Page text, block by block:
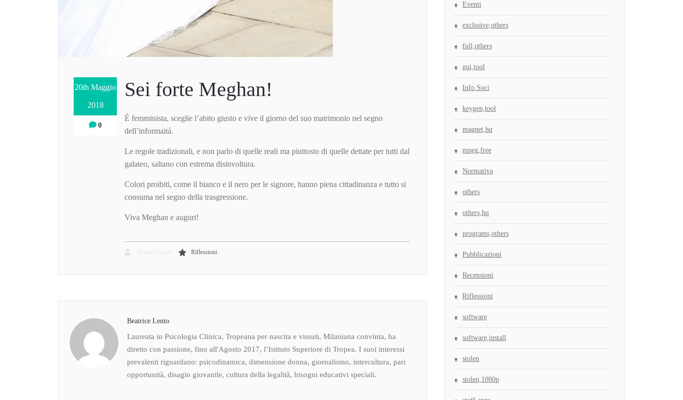
20th Maggio
2018
0
Sei forte Meghan!
É femminista, sceglie l’abito giusto e vive il giorno del suo matrimonio nel segno
dell’informaitá.
Le regole tradizionali, e non parlo di quelle reali ma piuttosto di quelle dettate per tutti dal
galateo, saltano con estrema disinvoltura.
Colori proibiti, come il bianco e il nero per le signore, hanno piena cittadinanza e tutto si
consuma nel segno della trasgressione.
Viva Meghan e auguri!
Riflessioni
Beatrice Lento
Laureata in Psicologia Clinica, Tropeana per nascita e vissuti, Milaniana convinta, ha
diretto con passione, fino all'Agosto 2017, l’Istituto Superiore di Tropea. I suoi interessi
prevalenti riguardano: psicodinamica, dimensione donna, giornalismo, intercultura, pari
opportunità, disagio giovanile, cultura della legalità, bisogni educativi speciali.
Eventi
exclusive,others
full,others
gui,tool
Info Soci
keygen,tool
magnet,hq
mpeg,free
Normativa
others
others,hq
programs,others
Pubblicazioni
Recensioni
Riflessioni
software
software,install
stolen
stolen,1080p